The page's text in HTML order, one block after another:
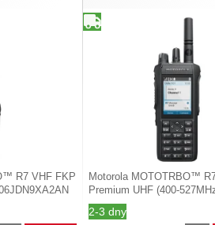
R7 VHF FKP
Motorola MOTOTRBO™
Premium UHF (400-
2-3 dny